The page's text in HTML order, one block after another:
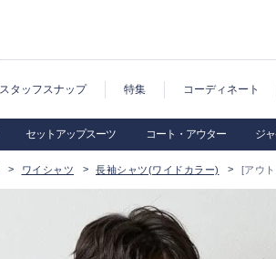
スタッフスナップ 特集 コーディネート
セットアップスーツ コート・アウター ジ
ワイシャツ 長袖シャツ(ワイドカラー) [アウ